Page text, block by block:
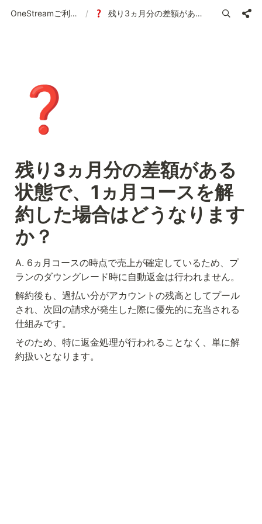
OneStreamご利用ガイド | 使い方の案内 / 残り3ヵ月分の差額がある状態で、1ヵ月コースを解約した場合はどうなりますか？
❓
残り3ヵ月分の差額がある
状態で、1ヵ月コースを解
約した場合はどうなります
か？
A. 6ヵ月コースの時点で売上が確定しているため、プ
ランのダウングレード時に自動返金は行われません。
解約後も、過払い分がアカウントの残高としてプール
され、次回の請求が発生した際に優先的に充当される
仕組みです。
そのため、特に返金処理が行われることなく、単に解
約扱いとなります。